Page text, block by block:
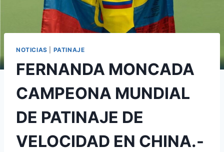
NOTICIAS PATINAJE
FERNANDA MONCADA
CAMPEONA MUNDIAL
DE PATINAJE DE
VELOCIDAD EN CHINA.-